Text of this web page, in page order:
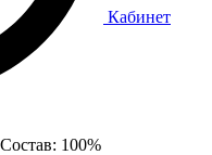
100%
Кабинет